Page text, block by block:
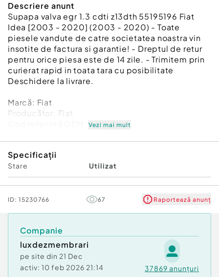
Descriere anunt
Supapa valva egr 1.3 cdti z13dth 55195196 Fiat
Idea [2003 - 2020] (2003 - 2020) - Toate
piesele vandute de catre societatea noastra vin
insotite de factura si garantie! - Dreptul de retur
pentru orice piesa este de 14 zile. - Trimitem prin
curierat rapid in toata tara cu posibilitate
Deschidere la livrare.
Marcă: Fiat
Producător: Fiat
Cod referinţă OEM: 48161454
Vezi mai mult
Specificații
Stare Utilizat
ID: 15230766 67 Raportează anunț
Companie
luxdezmembrari
pe site din 21 Dec
activ: 10 feb 2026 21:14 37869 anunțuri